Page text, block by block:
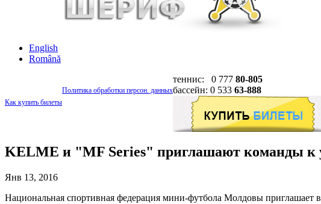
English
Română
Политика обработки персон. данных
Как купить билеты
теннис: 0 777 80-805
бассейн: 0 533 63-888
KELME и "MF Series" приглашают команды к
Янв 13, 2016
Национальная спортивная федерация мини-футбола Молдовы приглашает